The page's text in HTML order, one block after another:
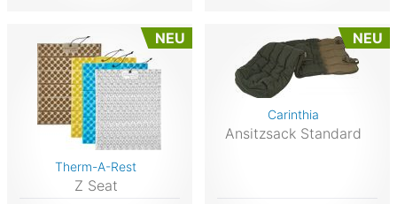
NEU
Therm-A-Rest
Z Seat
NEU
Carinthia
Ansitzsack Standard